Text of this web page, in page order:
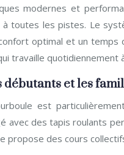
modernes et
à toutes les pistes. Le
optimal et un temps
travaille quotidiennement
débutants et les
est
avec des tapis roulants
propose des cours